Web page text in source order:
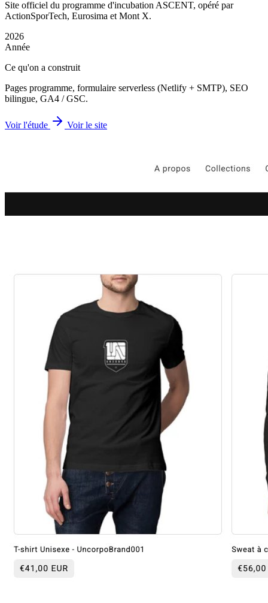
Site officiel du programme d'incubation ASCENT, opéré par
ActionSporTech, Eurosima et Mont X.
2026
Année
Ce qu'on a construit
Pages programme, formulaire serverless (Netlify + SMTP), SEO
bilingue, GA4 / GSC.
Voir l'étude Voir le site